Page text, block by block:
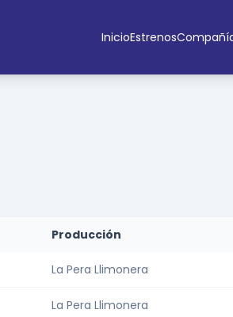
InicioEstrenos
Producción
La Pera Llimonera
La Pera Llimonera